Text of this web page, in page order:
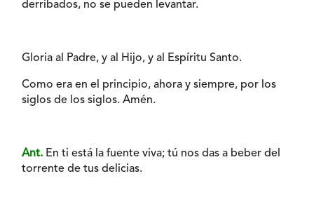
derribados, no se pueden levantar.
Gloria al Padre, y al Hijo, y al Espíritu Santo.
Como era en el principio, ahora y siempre, por los
siglos de los siglos. Amén.
Ant. En ti está la fuente viva; tú nos das a beber del
torrente de tus delicias.